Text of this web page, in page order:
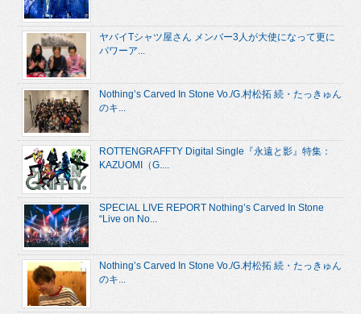
ヤバイTシャツ屋さん メンバー3人が大使になって更に
パワーア...
Nothing’s Carved In Stone Vo./G.村松拓 続・たっきゅん
のキ...
ROTTENGRAFFTY Digital Single『永遠と影』特集：
KAZUOMI（G....
SPECIAL LIVE REPORT Nothing’s Carved In Stone
“Live on No...
Nothing’s Carved In Stone Vo./G.村松拓 続・たっきゅん
のキ...